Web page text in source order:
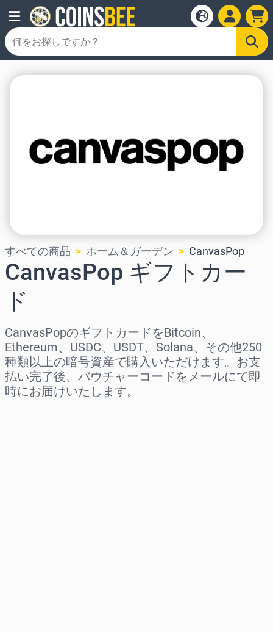
すべての商品 ホーム＆ガーデン CanvasPop
CanvasPop ギフトカー
ド
CanvasPopのギフトカードをBitcoin、
Ethereum、USDC、USDT、Solana、その他250
種類以上の暗号資産で購入いただけます。お支
払い完了後、バウチャーコードをメールにて即
時にお届けいたします。